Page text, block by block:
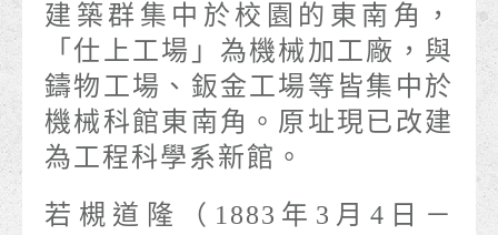
建築群集中於校園的東南角，
「仕上工場」為機械加工廠，與
鑄物工場、鈑金工場等皆集中於
機械科館東南角。原址現已改建
為工程科學系新館。
若槻道隆（1883年3月4日－